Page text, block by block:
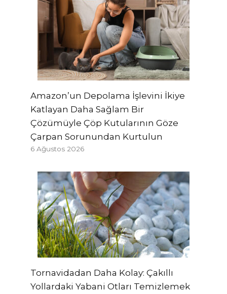
Amazon’un Depolama İşlevini İkiye
Katlayan Daha Sağlam Bir
Çözümüyle Çöp Kutularının Göze
Çarpan Sorunundan Kurtulun
6 Ağustos 2026
Tornavidadan Daha Kolay: Çakıllı
Yollardaki Yabani Otları Temizlemek